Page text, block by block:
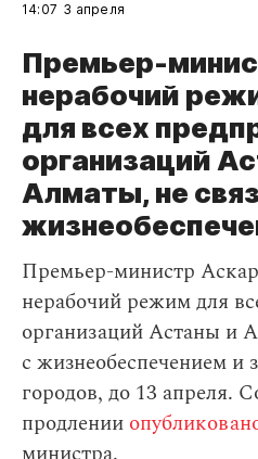
14:07 3 апреля
Премьер-
нерабочий
для всех
организаций
Алматы, не
Премьер-министр
нерабочий режим для
организаций Астаны и
с жизнеобеспечением и
городов, до 13 апреля.
продлении